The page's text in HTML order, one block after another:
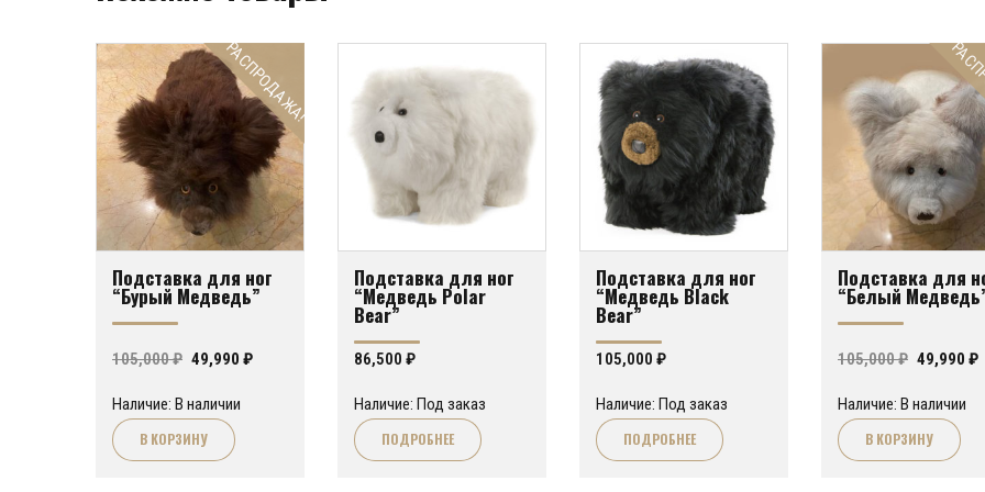
РАСПРОДАЖА!
Подставка для ног
“Бурый Медведь”
105,000₽ Первоначальная
составляла
105,000 ₽.
49,990 ₽Текущая
Наличие: В наличии
В КОРЗИНУ
Подставка для ног
“Медведь Polar
Bear”
86,500 ₽
Наличие: Под заказ
ПОДРОБНЕЕ
Подставка для ног
“Медведь Black
Bear”
105,000 ₽
Наличие: Под заказ
ПОДРОБНЕЕ
Подставка для
“Белый
105,000₽
105,000 ₽.
49,990 ₽
Наличие: В наличии
В КОРЗИНУ